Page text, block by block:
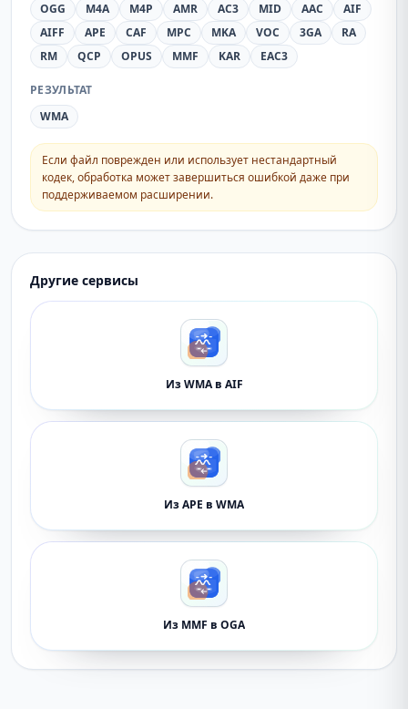
OGG
M4A M4P AMR AC3 MID AAC
AIF
AIFF
APE CAF MPC MKA VOC 3GA
RA
RM
QCP OPUS MMF KAR EAC3
РЕЗУЛЬТАТ
WMA
Если файл поврежден или использует нестандартный
кодек, обработка может завершиться ошибкой даже при
поддерживаемом расширении.
Другие сервисы
Из WMA в AIF
Из APE в WMA
Из MMF в OGA